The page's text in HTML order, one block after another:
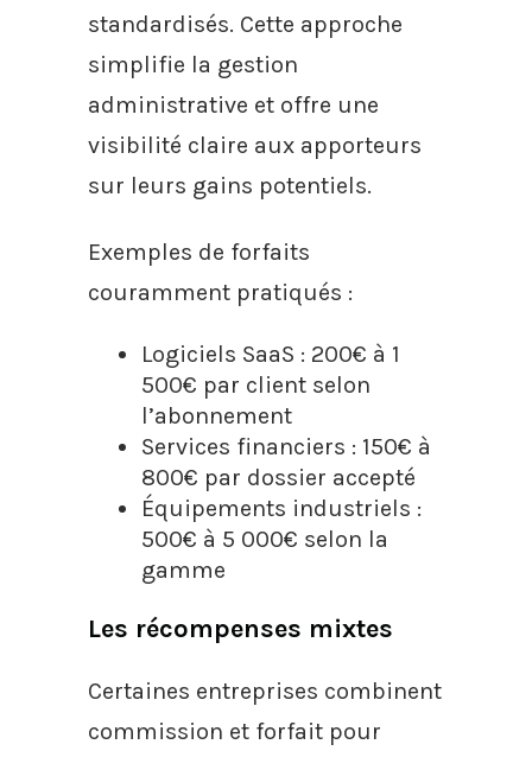
standardisés. Cette approche
simplifie la gestion
administrative et offre une
visibilité claire aux apporteurs
sur leurs gains potentiels.
Exemples de forfaits
couramment pratiqués :
Logiciels SaaS : 200€ à 1
500€ par client selon
l’abonnement
Services financiers : 150€ à
800€ par dossier accepté
Équipements industriels :
500€ à 5 000€ selon la
gamme
Les récompenses mixtes
Certaines entreprises combinent
commission et forfait pour